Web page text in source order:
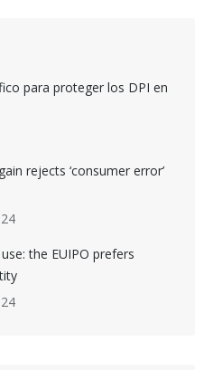
para proteger los DPI en
rejects ‘consumer error’
the EUIPO prefers